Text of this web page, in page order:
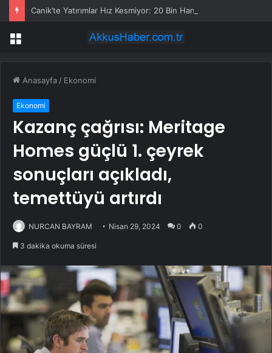
Menü
Anasayfa / Ekonomi
Ekonomi
Kazanç çağrısı: Meritage
Homes güçlü 1. çeyrek
sonuçları açıkladı,
temettüyü artırdı
NURCAN BAYRAM Nisan 29, 2024 0 0
3 dakika okuma süresi